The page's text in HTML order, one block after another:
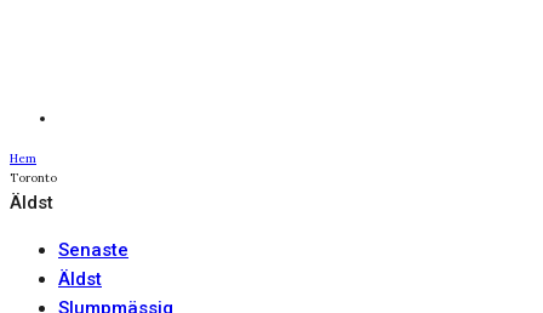
Hem
Toronto
Äldst
Senaste
Äldst
Slumpmässig